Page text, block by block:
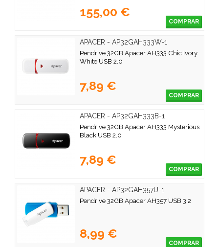
155,00 €
COMPRAR
APACER - AP32GAH333W-1
Pendrive 32GB Apacer AH333 Chic Ivory
White USB 2.0
7,89 €
COMPRAR
APACER - AP32GAH333B-1
Pendrive 32GB Apacer AH333 Mysterious
Black USB 2.0
7,89 €
COMPRAR
APACER - AP32GAH357U-1
Pendrive 32GB Apacer AH357 USB 3.2
8,99 €
COMPRAR